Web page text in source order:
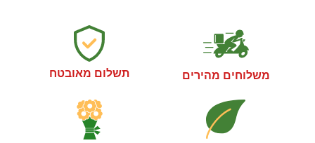
משלוחים מהירים תשלום מאובטח